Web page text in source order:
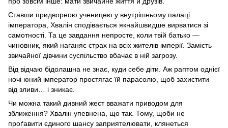
Ставши придворною ученицею у внутрішньому палаці
імператора, Хвалін сподівається якнайшвидше вирватися зі
самотності. Та це завдання непросте, коли твій батько —
чиновник, який наганяє страх на всіх жителів імперії. Замість
звичайної дівчини суспільство вбачає в ній загрозу.
Від відчаю бідолашна не знає, куди себе діти. Аж раптом однієї
ночі юний імператор простягає їй парасолю, щоб захистити
від зливи… і зникає.
Чи можна такий дивний жест вважати приводом для
зближення? Хвалін упевнена, що так. Тому, щоби не
проґавити єдиного шансу заприятелювати, клянеться